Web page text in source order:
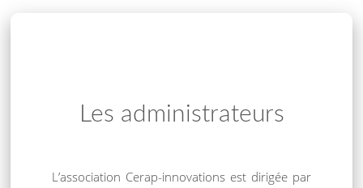
Les administrateurs
L’association Cerap-innovations est dirigée par